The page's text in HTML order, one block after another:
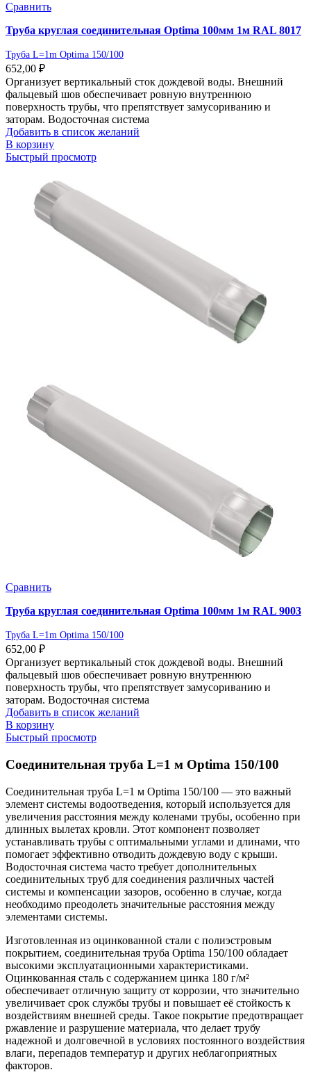
Сравнить
Труба круглая соединительная Optima 100мм 1м RAL 8017
Труба L=1m Optima 150/100
652,00 ₽
Организует вертикальный сток дождевой воды. Внешний
фальцевый шов обеспечивает ровную внутреннюю
поверхность трубы, что препятствует замусориванию и
заторам. Водосточная система
Добавить в список желаний
В корзину
Быстрый просмотр
Сравнить
Труба круглая соединительная Optima 100мм 1м RAL 9003
Труба L=1m Optima 150/100
652,00 ₽
Организует вертикальный сток дождевой воды. Внешний
фальцевый шов обеспечивает ровную внутреннюю
поверхность трубы, что препятствует замусориванию и
заторам. Водосточная система
Добавить в список желаний
В корзину
Быстрый просмотр
Соединительная труба L=1 м Optima 150/100
Соединительная труба L=1 м Optima 150/100 — это важный
элемент системы водоотведения, который используется для
увеличения расстояния между коленами трубы, особенно при
длинных вылетах кровли. Этот компонент позволяет
устанавливать трубы с оптимальными углами и длинами, что
помогает эффективно отводить дождевую воду с крыши.
Водосточная система часто требует дополнительных
соединительных труб для соединения различных частей
системы и компенсации зазоров, особенно в случае, когда
необходимо преодолеть значительные расстояния между
элементами системы.
Изготовленная из оцинкованной стали с полиэстровым
покрытием, соединительная труба Optima 150/100 обладает
высокими эксплуатационными характеристиками.
Оцинкованная сталь с содержанием цинка 180 г/м²
обеспечивает отличную защиту от коррозии, что значительно
увеличивает срок службы трубы и повышает её стойкость к
воздействиям внешней среды. Такое покрытие предотвращает
ржавление и разрушение материала, что делает трубу
надежной и долговечной в условиях постоянного воздействия
влаги, перепадов температур и других неблагоприятных
факторов.